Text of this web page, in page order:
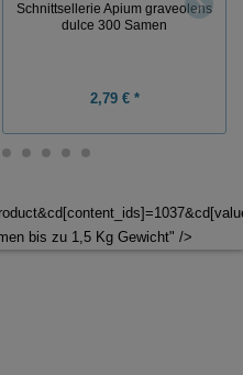
Schnittsellerie Apium graveolens
dulce 300 Samen
2,79 € *
bis zu 1,5 Kg Gewicht" />